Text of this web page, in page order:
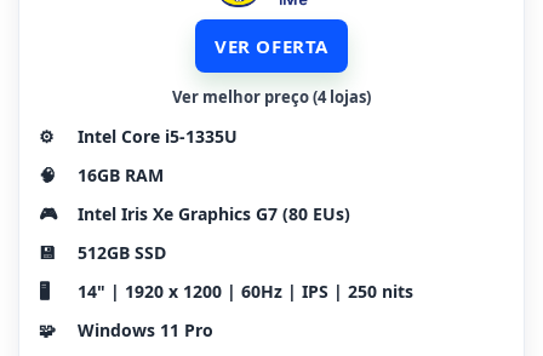
VER OFERTA
Ver melhor preço (4 lojas)
⚙️
Intel Core i5-1335U
🧠
16GB RAM
🎮
Intel Iris Xe Graphics G7 (80 EUs)
💾
512GB SSD
🖥️
14" | 1920 x 1200 | 60Hz | IPS | 250 nits
🧩
Windows 11 Pro